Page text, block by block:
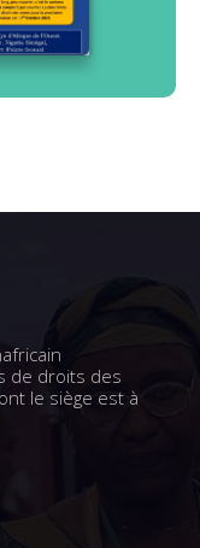
de droits des
le siège est à